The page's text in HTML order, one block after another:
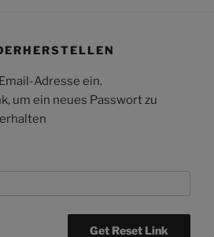
Adresse ein.
um ein neues Passwort zu